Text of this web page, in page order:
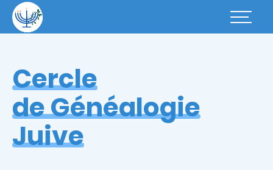
contenu
principal
Basculer
Cercle
de Généalogie
Juive